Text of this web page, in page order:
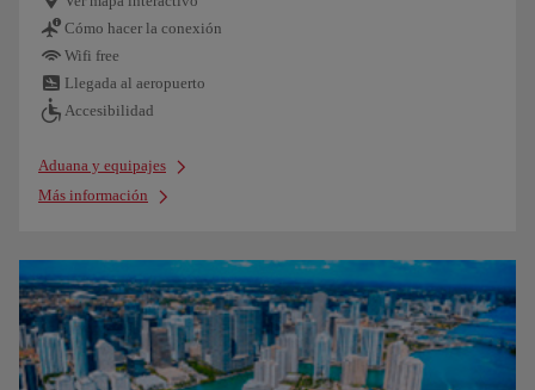
Cómo hacer la conexión
Wifi free
Llegada al aeropuerto
Accesibilidad
Aduana y equipajes
Más información